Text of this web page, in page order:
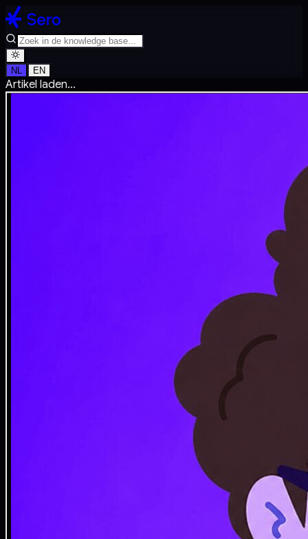
NL EN
Artikel laden...